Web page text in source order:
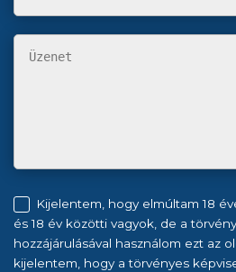
Kijelentem, hogy elmúltam 18
és 18 év közötti vagyok, de a
hozzájárulásával használom ezt az
kijelentem, hogy a törvényes